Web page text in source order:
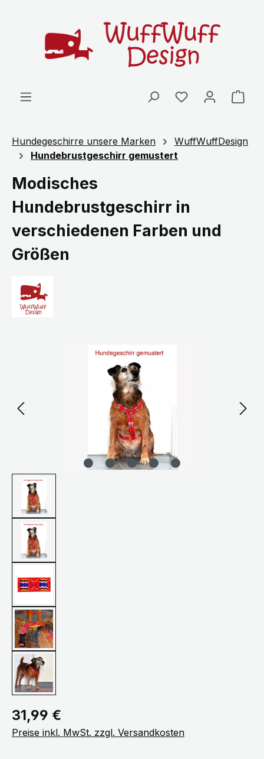
Hundegeschirre unsere Marken
WuffWuffDesign
Hundebrustgeschirr gemustert
Modisches
Hundebrustgeschirr in
verschiedenen Farben und
Größen
Bildergalerie überspringen
Regulärer Preis:
31,99 €
Preise inkl. MwSt. zzgl. Versandkosten